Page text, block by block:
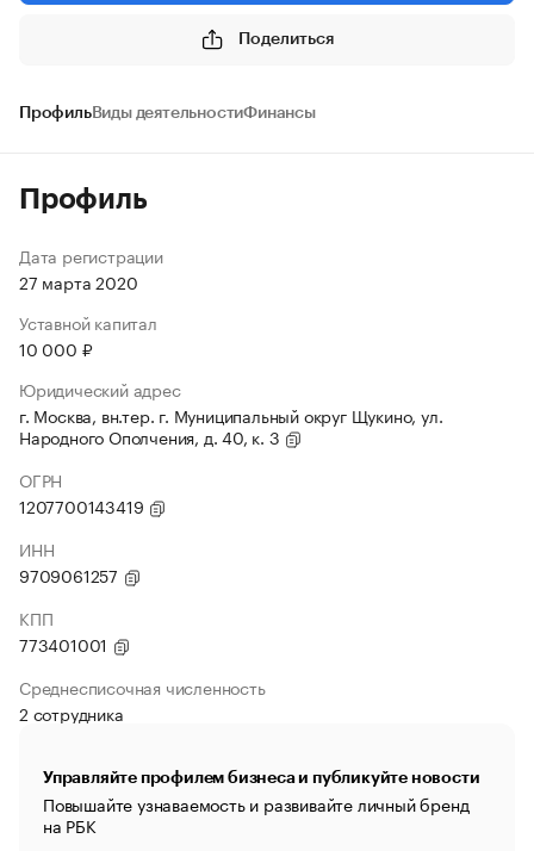
Поделиться
ПрофильВиды деятельностиФинансы
Профиль
Дата регистрации
27 марта 2020
Уставной капитал
10 000 ₽
Юридический адрес
г. Москва, вн.тер. г. Муниципальный округ Щукино, ул.
Народного Ополчения, д. 40, к. 3
ОГРН
1207700143419
ИНН
9709061257
КПП
773401001
Среднесписочная численность
2 сотрудника
Управляйте профилем бизнеса и публикуйте новости
Повышайте узнаваемость и развивайте личный бренд
на РБК